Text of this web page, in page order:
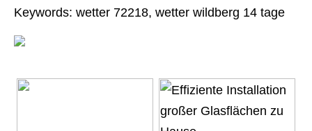
Keywords: wetter 72218, wetter wildberg 14 tage